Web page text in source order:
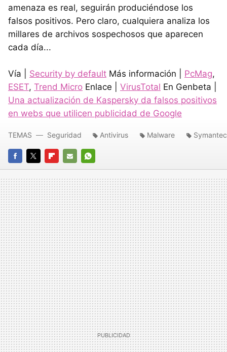
amenaza es real, seguirán produciéndose los
falsos positivos. Pero claro, cualquiera analiza los
millares de archivos sospechosos que aparecen
cada día...
Vía | Security by default Más información | PcMag,
ESET, Trend Micro Enlace | VirusTotal En Genbeta |
Una actualización de Kaspersky da falsos positivos
en webs que utilicen publicidad de Google
FACEBOOK
TWITTERFLIPBOARD
E-
MAIL
WHATSAPP
TEMAS Seguridad Antivirus Malware Symantec